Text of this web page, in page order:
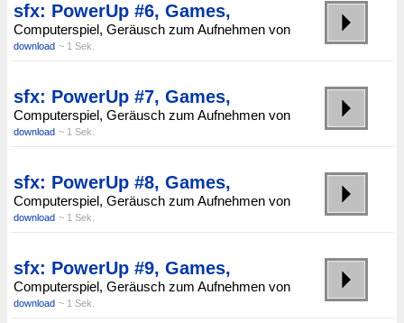
sfx: PowerUp #6, Games,
Computerspiel, Geräusch zum Aufnehmen von
download ~ 1 Sek.
sfx: PowerUp #7, Games,
Computerspiel, Geräusch zum Aufnehmen von
download ~ 1 Sek.
sfx: PowerUp #8, Games,
Computerspiel, Geräusch zum Aufnehmen von
download ~ 1 Sek.
sfx: PowerUp #9, Games,
Computerspiel, Geräusch zum Aufnehmen von
download ~ 1 Sek.